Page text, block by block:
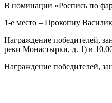
В номинации «Роспись по
1-е место – Прокопиу
Награждение победителей,
реки Монастырки, д. 1) в
Награждение победителей,